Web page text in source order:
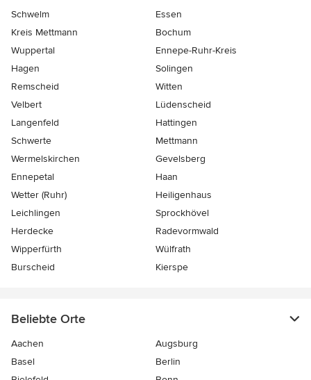
Schwelm
Essen
Kreis Mettmann
Bochum
Wuppertal
Ennepe-Ruhr-Kreis
Hagen
Solingen
Remscheid
Witten
Velbert
Lüdenscheid
Langenfeld
Hattingen
Schwerte
Mettmann
Wermelskirchen
Gevelsberg
Ennepetal
Haan
Wetter (Ruhr)
Heiligenhaus
Leichlingen
Sprockhövel
Herdecke
Radevormwald
Wipperfürth
Wülfrath
Burscheid
Kierspe
Beliebte Orte
Aachen
Augsburg
Basel
Berlin